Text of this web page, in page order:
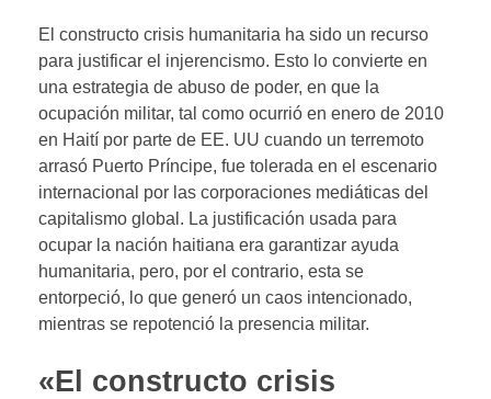
El constructo crisis humanitaria ha sido un recurso
para justificar el injerencismo. Esto lo convierte en
una estrategia de abuso de poder, en que la
ocupación militar, tal como ocurrió en enero de 2010
en Haití por parte de EE. UU cuando un terremoto
arrasó Puerto Príncipe, fue tolerada en el escenario
internacional por las corporaciones mediáticas del
capitalismo global. La justificación usada para
ocupar la nación haitiana era garantizar ayuda
humanitaria, pero, por el contrario, esta se
entorpeció, lo que generó un caos intencionado,
mientras se repotenció la presencia militar.
«El constructo crisis